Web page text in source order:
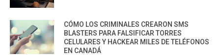
CÓMO LOS CRIMINALES CREARON SMS
BLASTERS PARA FALSIFICAR TORRES
CELULARES Y HACKEAR MILES DE TELÉFONOS
EN CANADÁ